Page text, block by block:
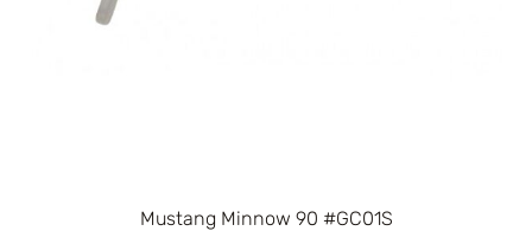
Mustang Minnow 90 #GC01S